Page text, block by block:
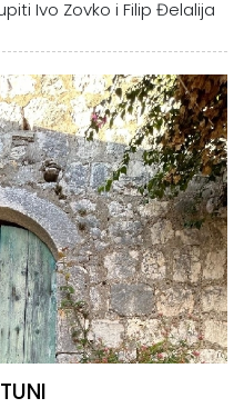
Ivo Zovko i Filip Đelalija